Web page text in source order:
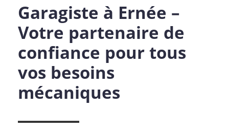
Garagiste à Ernée –
Votre partenaire de
confiance pour tous
vos besoins
mécaniques